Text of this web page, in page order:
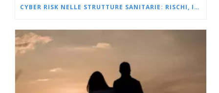
CYBER RISK NELLE STRUTTURE SANITARIE: RISCHI, IMPATTI, PROTEZIONE